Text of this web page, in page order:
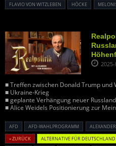
FLAVIO VON WITZLEBEN
HÖCKE
■ Treffen zwischen Donald Trump und
■ Ukraine-Krieg
■ geplante Verhängung neuer
■ Alice Weidels Positionierung zur
AFD AFD-WAHLPROGRAMM
« ZURÜCK
ALTERNATIVE FÜR DEUTSCHLAND